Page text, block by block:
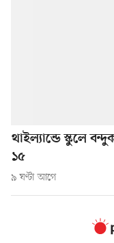
থাইল্যান্ডে স্কুলে
১৫
৯ ঘণ্টা আগে